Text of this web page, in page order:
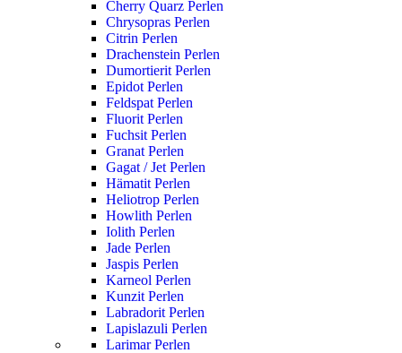
Cherry Quarz Perlen
Chrysopras Perlen
Citrin Perlen
Drachenstein Perlen
Dumortierit Perlen
Epidot Perlen
Feldspat Perlen
Fluorit Perlen
Fuchsit Perlen
Granat Perlen
Gagat / Jet Perlen
Hämatit Perlen
Heliotrop Perlen
Howlith Perlen
Iolith Perlen
Jade Perlen
Jaspis Perlen
Karneol Perlen
Kunzit Perlen
Labradorit Perlen
Lapislazuli Perlen
Larimar Perlen